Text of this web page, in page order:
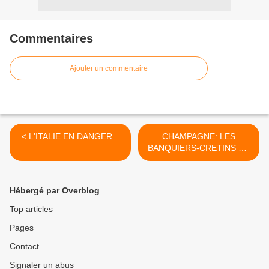
Commentaires
Ajouter un commentaire
< L'ITALIE EN DANGER...
CHAMPAGNE: LES
BANQUIERS-CRETINS DE
LA DEXIA TOUCHENT
Hébergé par Overblog
Top articles
Pages
Contact
Signaler un abus